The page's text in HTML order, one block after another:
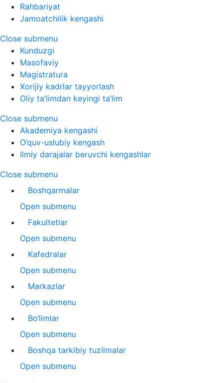
Rahbariyat
Jamoatchilik kengashi
Close submenu
Kunduzgi
Masofaviy
Magistratura
Xorijiy kadrlar tayyorlash
Oliy ta’limdan keyingi ta’lim
Close submenu
Akademiya kengashi
O‘quv-uslubiy kengash
Ilmiy darajalar beruvchi kengashlar
Close submenu
Boshqarmalar
Open submenu
Fakultetlar
Open submenu
Kafedralar
Open submenu
Markazlar
Open submenu
Bo‘limlar
Open submenu
Boshqa tarkibiy tuzilmalar
Open submenu